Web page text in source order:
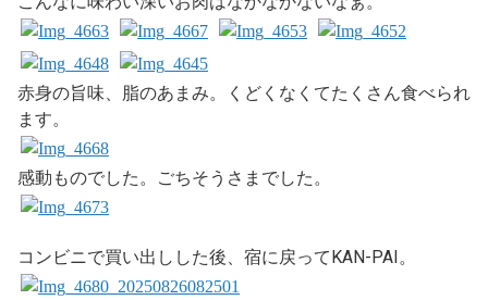
赤身の旨味、脂のあまみ。くどくなくてたくさん食べられ
ます。
感動ものでした。ごちそうさまでした。
コンビニで買い出しした後、宿に戻ってKAN-PAI。